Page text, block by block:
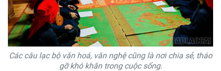
Các câu lạc bộ văn hoá, văn nghệ cũng là nơi chia sẻ, tháo
gỡ khó khăn trong cuộc sống.